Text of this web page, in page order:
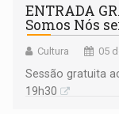
ENTRADA
Somos Nós
Cultura 05
Sessão gratuita
19h30